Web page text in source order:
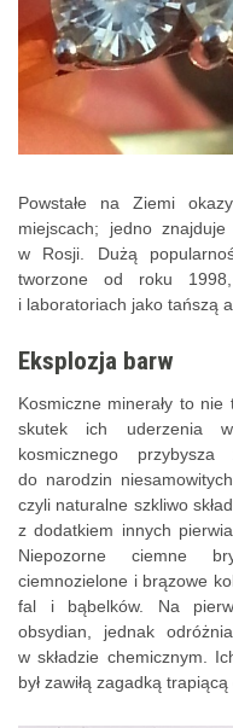
Powstałe na Ziemi
miejscach; jedno
w Rosji. Dużą
tworzone od roku
i laboratoriach jako tańszą
Eksplozja barw
Kosmiczne minerały to
skutek ich uderzenia
kosmicznego
do narodzin
czyli naturalne szkliwo
z dodatkiem innych
Niepozorne ciemne
ciemnozielone i brązowe
fal i bąbelków. Na
obsydian, jednak
w składzie chemicznym.
był zawiłą zagadką